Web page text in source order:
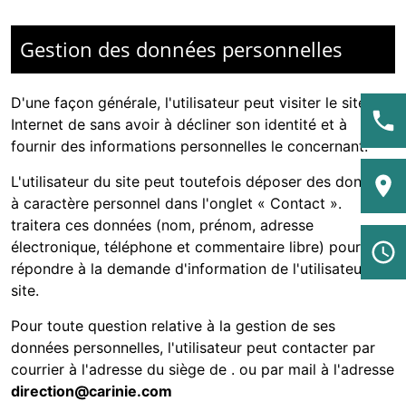
Gestion des données personnelles
D'une façon générale, l'utilisateur peut visiter le site
Internet de sans avoir à décliner son identité et à
fournir des informations personnelles le concernant.
L'utilisateur du site peut toutefois déposer des données
à caractère personnel dans l'onglet « Contact ».
traitera ces données (nom, prénom, adresse
électronique, téléphone et commentaire libre) pour
répondre à la demande d'information de l'utilisateur du
site.
Pour toute question relative à la gestion de ses
données personnelles, l'utilisateur peut contacter par
courrier à l'adresse du siège de . ou par mail à l'adresse
direction@carinie.com